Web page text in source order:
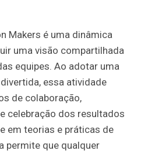
Makers é uma dinâmica
uma visão compartilhada
equipes. Ao adotar uma
essa atividade
de colaboração,
celebração dos resultados
em teorias e práticas de
permite que qualquer